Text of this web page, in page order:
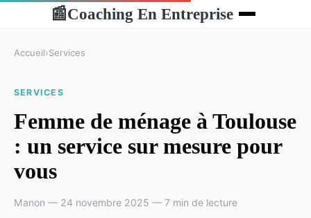
📰Coaching En Entreprise
Accueil›Services
SERVICES
Femme de ménage à Toulouse
: un service sur mesure pour
vous
Manon — 24 novembre 2025 — 7 min de lecture